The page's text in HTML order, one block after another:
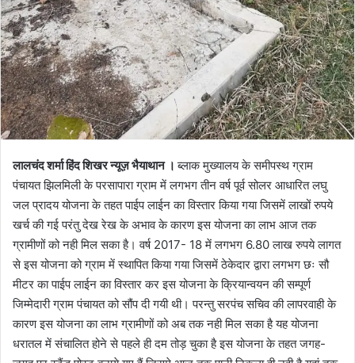
लालचंद शर्मा हिंद शिखर न्यूज़ भैयाथान ।ब्लाक मुख्यालय के समीपस्थ ग्राम
पंचायत झिलमिली के परसापारा ग्राम में लगभग तीन वर्ष पूर्व सोलर आधारित लघु
जल प्रादय योजना के तहत पाईप लाईन का विस्तार किया गया जिसमें लाखों रुपये
खर्च की गई परंतु देख रेख के अभाव के कारण इस योजना का लाभ आज तक
ग्रामीणों को नही मिल सका है। वर्ष 2017- 18 में लगभग 6.80 लाख रुपये लागत
से इस योजना को ग्राम में स्थापित किया गया जिसमें ठेकेदार द्वारा लगभग छः सौ
मीटर का पाईप लाईन का विस्तार कर इस योजना के क्रियान्वयन की सम्पूर्ण
जिम्मेदारी ग्राम पंचायत को सौंप दी गयी थी। परन्तु सरपंच सचिव की लापरवाही के
कारण इस योजना का लाभ ग्रामीणों को अब तक नही मिल सका है यह योजना
धरातल में संचालित होने से पहले ही दम तोड़ चुका है इस योजना के तहत जगह-